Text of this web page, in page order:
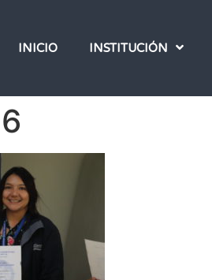
INICIO INSTITUCIÓN